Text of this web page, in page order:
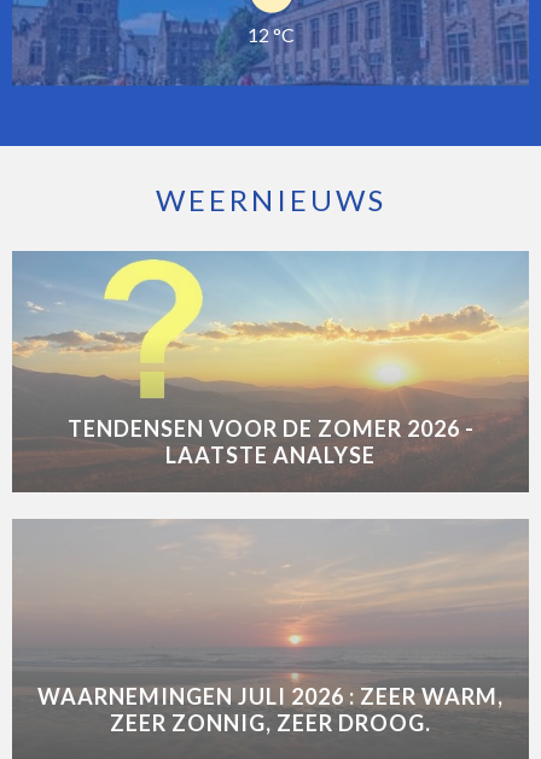
12 °C
WEERNIEUWS
TENDENSEN VOOR DE ZOMER 2026 -
LAATSTE ANALYSE
WAARNEMINGEN JULI 2026 : ZEER WARM,
ZEER ZONNIG, ZEER DROOG.